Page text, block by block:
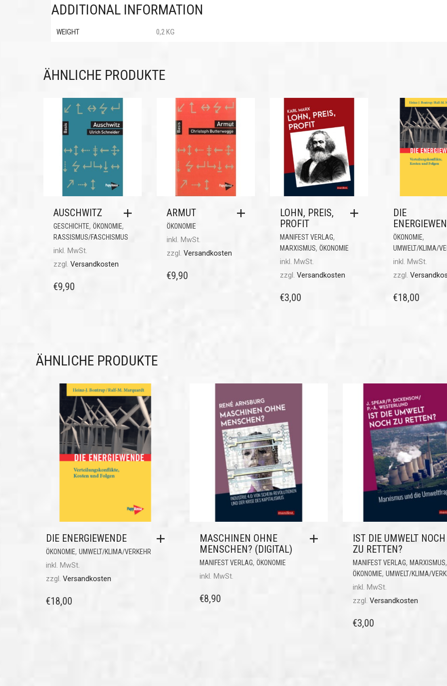
ADDITIONAL INFORMATION
WEIGHT 0,2 KG
ÄHNLICHE PRODUKTE
AUSCHWITZ
GESCHICHTE, ÖKONOMIE,
RASSISMUS/FASCHISMUS
inkl. MwSt.
zzgl. Versandkosten
€9,90
ARMUT
ÖKONOMIE
inkl. MwSt.
zzgl. Versandkosten
€9,90
LOHN, PREIS,
PROFIT
MANIFEST VERLAG,
MARXISMUS, ÖKONOMIE
inkl. MwSt.
zzgl. Versandkosten
€3,00
DIE
ÖKONOMIE,
UMWELT/KLIMA/
inkl. MwSt.
zzgl.
€18,00
ÄHNLICHE PRODUKTE
DIE ENERGIEWENDE
ÖKONOMIE, UMWELT/KLIMA/VERKEHR
inkl. MwSt.
zzgl. Versandkosten
€18,00
MASCHINEN OHNE
MENSCHEN? (DIGITAL)
MANIFEST VERLAG, ÖKONOMIE
inkl. MwSt.
€8,90
IST DIE UMWELT NOCH
ZU RETTEN?
MANIFEST VERLAG, MARXISMUS,
ÖKONOMIE, UMWELT/KLIMA/
inkl. MwSt.
zzgl. Versandkosten
€3,00